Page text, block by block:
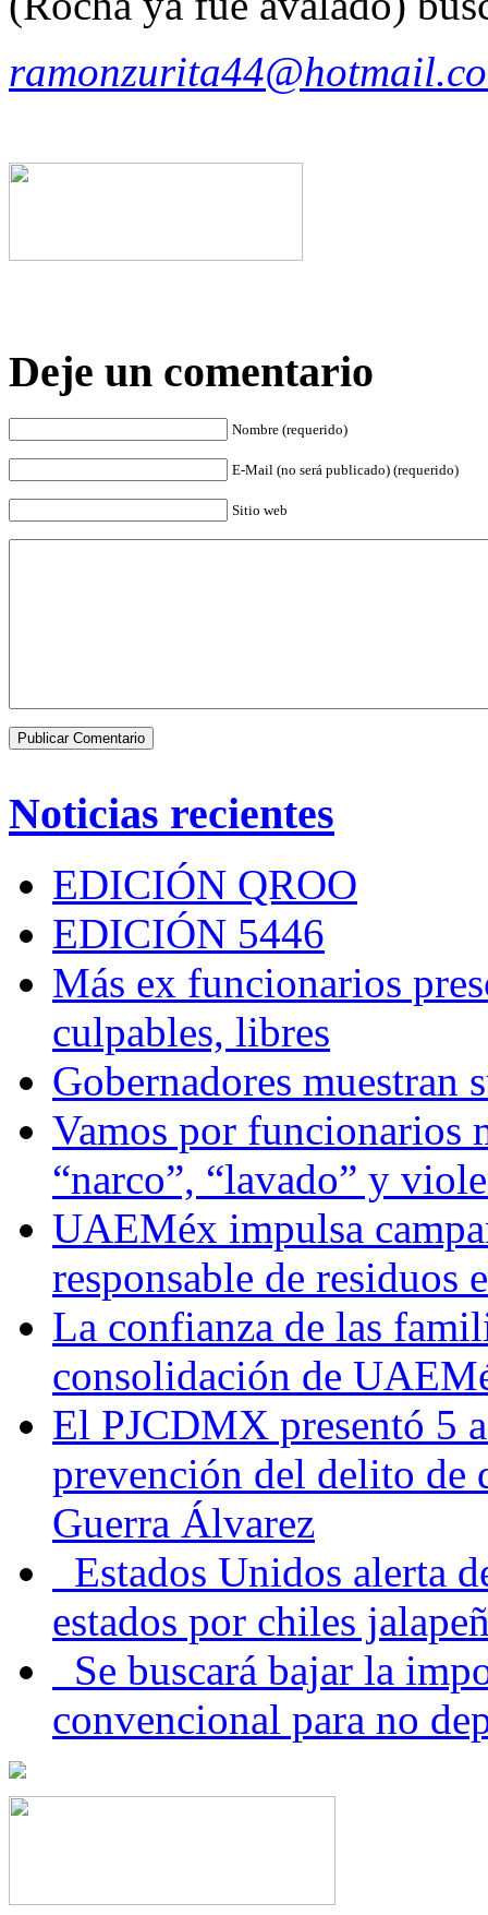
Deje un comentario
Nombre (requerido)
E-Mail (no será publicado) (requerido)
Sitio web
Noticias recientes
EDICIÓN QROO
EDICIÓN 5446
Más ex funcionarios
culpables, libres
Gobernadores muestran
Vamos por funcionarios
“narco”, “lavado” y
UAEMéx impulsa
responsable de residuos
La confianza de las
consolidación de
El PJCDMX presentó 5
prevención del delito de
Guerra Álvarez
Estados Unidos alerta
estados por chiles
Se buscará bajar la
convencional para no